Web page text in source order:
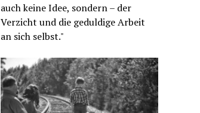
auch keine Idee, sondern – der
Verzicht und die geduldige Arbeit
an sich selbst."